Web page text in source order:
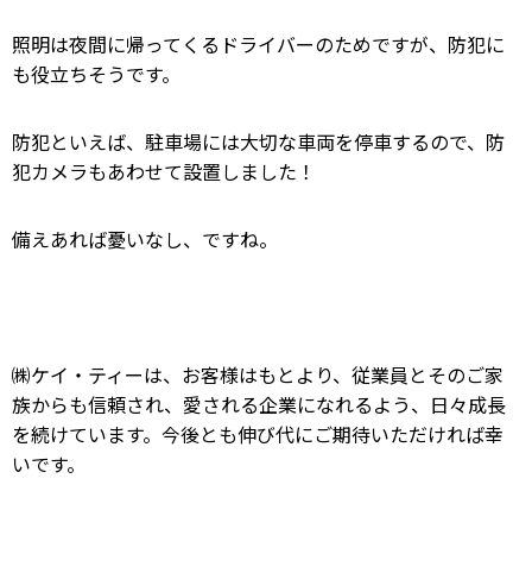
照明は夜間に帰ってくるドライバーのためですが、防犯に
も役立ちそうです。
防犯といえば、駐車場には大切な車両を停車するので、防
犯カメラもあわせて設置しました！
備えあれば憂いなし、ですね。
㈱ケイ・ティーは、お客様はもとより、従業員とそのご家
族からも信頼され、愛される企業になれるよう、日々成長
を続けています。今後とも伸び代にご期待いただければ幸
いです。